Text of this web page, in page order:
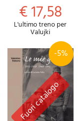
€ 17,58
L'ultimo treno per
Valujki
-5%